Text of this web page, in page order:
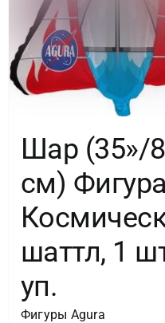
Шар (35»/
см)
шаттл, 1
уп.
Фигуры Agura